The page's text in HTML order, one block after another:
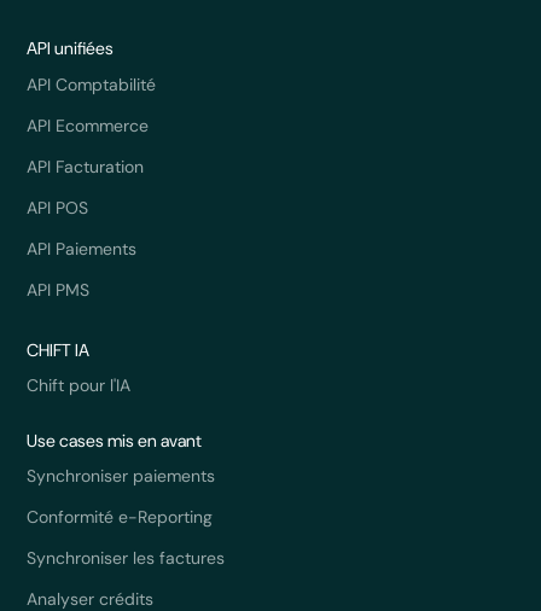
API unifiées
API Comptabilité
API Ecommerce
API Facturation
API POS
API Paiements
API PMS
CHIFT IA
Chift pour l'IA
Use cases mis en avant
Synchroniser paiements
Conformité e-Reporting
Synchroniser les factures
Analyser crédits